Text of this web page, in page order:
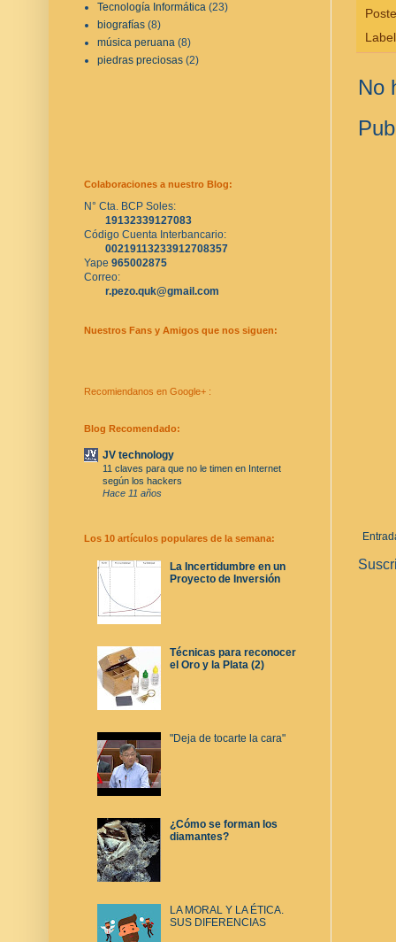
No
Tecnología Informática (23)
biografías (8)
música peruana (8)
piedras preciosas (2)
Colaboraciones a nuestro Blog:
N° Cta. BCP Soles:
19132339127083
Código Cuenta Interbancario:
00219113233912708357
Yape 965002875
Correo:
r.pezo.quk@gmail.com
Nuestros Fans y Amigos que nos siguen:
Recomiendanos en Google+ :
Blog Recomendado:
JV technology
11 claves para que no le timen en Internet
según los hackers
Hace 11 años
Los 10 artículos populares de la semana:
La Incertidumbre en un
Proyecto de Inversión
Técnicas para reconocer
el Oro y la Plata (2)
"Deja de tocarte la cara"
¿Cómo se forman los
diamantes?
LA MORAL Y LA ÉTICA.
SUS DIFERENCIAS